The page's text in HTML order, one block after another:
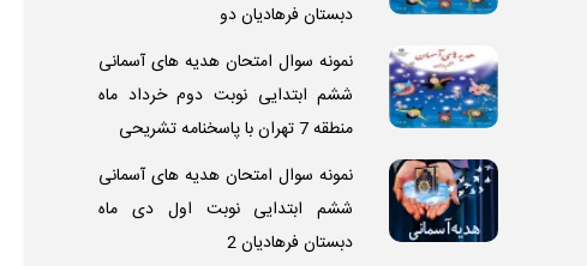
دبستان فرهادیان دو
نمونه سوال امتحان هدیه های آسمانی
ششم ابتدایی نوبت دوم خرداد ماه
منطقه 7 تهران با پاسخنامه تشریحی
نمونه سوال امتحان هدیه های آسمانی
ششم ابتدایی نوبت اول دی ماه
دبستان فرهادیان 2